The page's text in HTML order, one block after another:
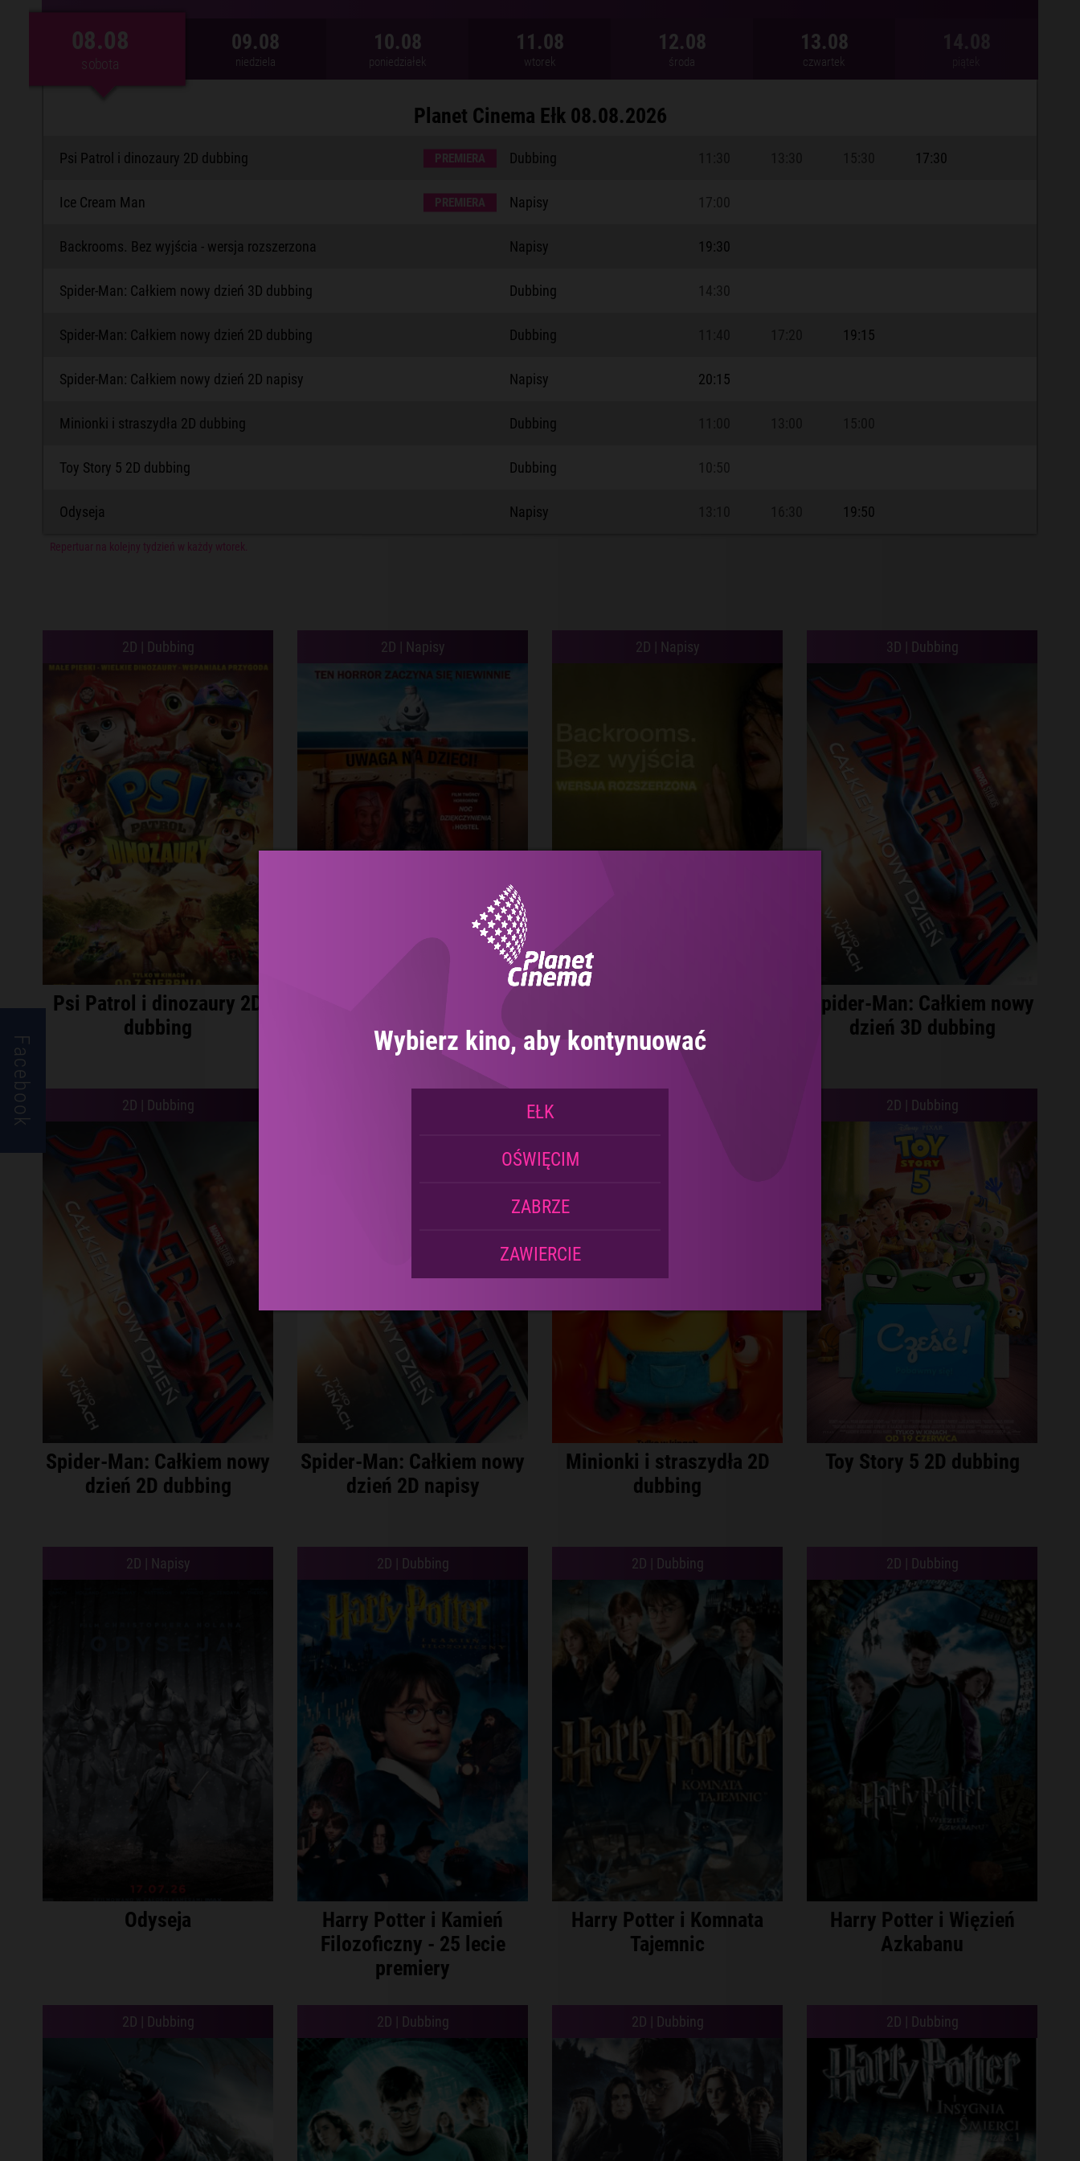
Wybierz kino, aby kontynuować
EŁK
OŚWIĘCIM
ZABRZE
ZAWIERCIE
Facebook
08.08
sobota
08.08
sobota
09.08
niedziela
10.08
poniedziałek
11.08
wtorek
12.08
środa
13.08
czwartek
Planet Cinema Ełk 08.08.2026
Psi Patrol i dinozaury 2D dubbing PREMIERA Dubbing 17:30
Ice Cream Man PREMIERA Napisy 17:00
Backrooms. Bez wyjścia - wersja rozszerzona Napisy 19:30
Spider-Man: Całkiem nowy dzień 3D dubbing Dubbing 14:30
Spider-Man: Całkiem nowy dzień 2D dubbing Dubbing 19:15
Spider-Man: Całkiem nowy dzień 2D napisy Napisy 20:15
Minionki i straszydła 2D dubbing Dubbing
Toy Story 5 2D dubbing Dubbing 10:50
Odyseja Napisy 19:50
Repertuar na kolejny tydzień w każdy wtorek.
2D | Dubbing
Psi Patrol i dinozaury 2D
dubbing
2D | Napisy 2D | Napisy
- wersja rozszerzona
3D | Dubbing
Spider-Man: Całkiem nowy
dzień 3D dubbing
2D | Dubbing
Spider-Man: Całkiem nowy
dzień 2D dubbing
Spider-Man: Całkiem nowy
dzień 2D napisy
Minionki i straszydła 2D
dubbing
2D | Dubbing
Toy Story 5 2D dubbing
2D | Napisy
Odyseja
2D | Dubbing
Harry Potter i Kamień
Filozoficzny - 25 lecie
premiery
2D | Dubbing
Harry Potter i Komnata
Tajemnic
2D | Dubbing
Harry Potter i Więzień
Azkabanu
2D | Dubbing 2D | Dubbing 2D | Dubbing 2D | Dubbing